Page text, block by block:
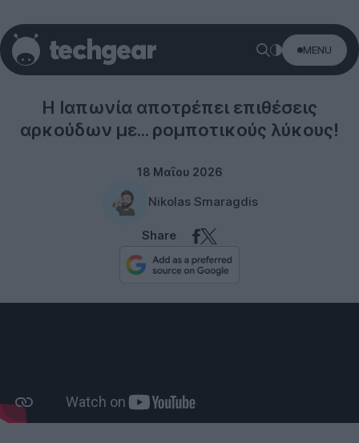
MENU
Technology
Η Ιαπωνία αποτρέπει επιθέσεις
αρκούδων με... ρομποτικούς λύκους!
18 Μαΐου 2026
Nikolas Smaragdis
Share